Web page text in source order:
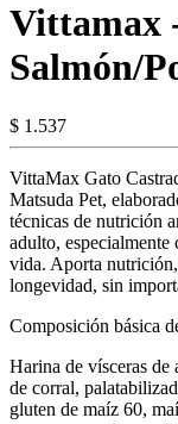
Vittamax
Salmón/
$ 1.537
VittaMax Gato
Matsuda Pet,
técnicas de nutrición
adulto,
vida. Aporta
longevidad, sin
Composición básica
Harina de vísceras de
de corral,
gluten de maíz 60,